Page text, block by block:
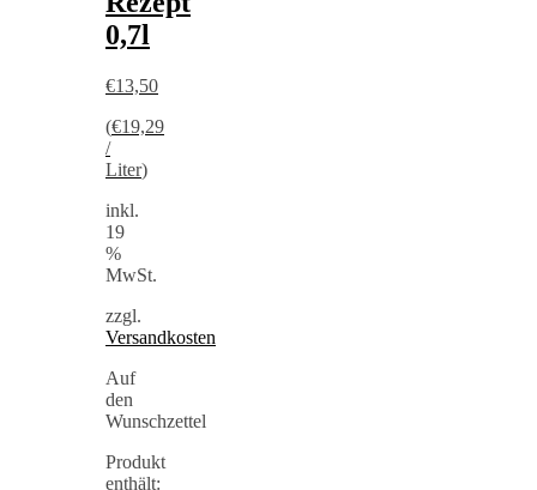
0,7l
€13,50
(€19,29
/
Liter)
inkl.
19
%
MwSt.
zzgl.
Versandkosten
Auf
den
Wunschzettel
Produkt
enthält: